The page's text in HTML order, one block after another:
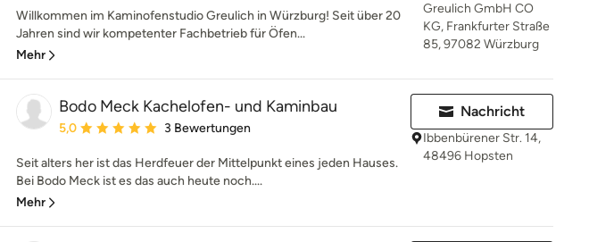
Willkommen im Kaminofenstudio Greulich in Würzburg! Seit über 20
Jahren sind wir kompetenter Fachbetrieb für Öfen...
Mehr
Greulich GmbH CO
KG, Frankfurter Straße
85, 97082 Würzburg
Bodo Meck Kachelofen- und Kaminbau
Durchschnittliche Bewertung: 5 von 5 Sternen
5,0 3 Bewertungen
Seit alters her ist das Herdfeuer der Mittelpunkt eines jeden Hauses.
Bei Bodo Meck ist es das auch heute noch....
Mehr
Nachricht
Ibbenbürener Str. 14,
48496 Hopsten